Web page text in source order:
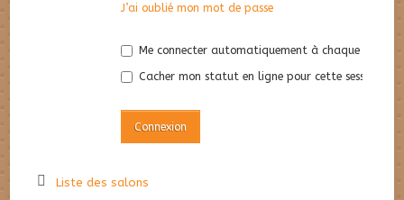
J’ai oublié mon mot de passe
Me connecter automatiquement à chaque visite
Cacher mon statut en ligne pour cette session
Liste des salons